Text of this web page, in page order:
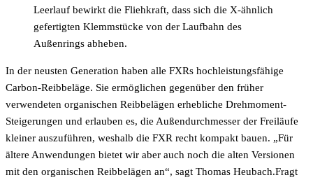
Leerlauf bewirkt die Fliehkraft, dass sich die X-ähnlich
gefertigten Klemmstücke von der Laufbahn des
Außenrings abheben.
In der neusten Generation haben alle FXRs hochleistungsfähige
Carbon-Reibbeläge. Sie ermöglichen gegenüber den früher
verwendeten organischen Reibbelägen erhebliche Drehmoment-
Steigerungen und erlauben es, die Außendurchmesser der Freiläufe
kleiner auszuführen, weshalb die FXR recht kompakt bauen. „Für
ältere Anwendungen bietet wir aber auch noch die alten Versionen
mit den organischen Reibbelägen an“, sagt Thomas Heubach.Fragt